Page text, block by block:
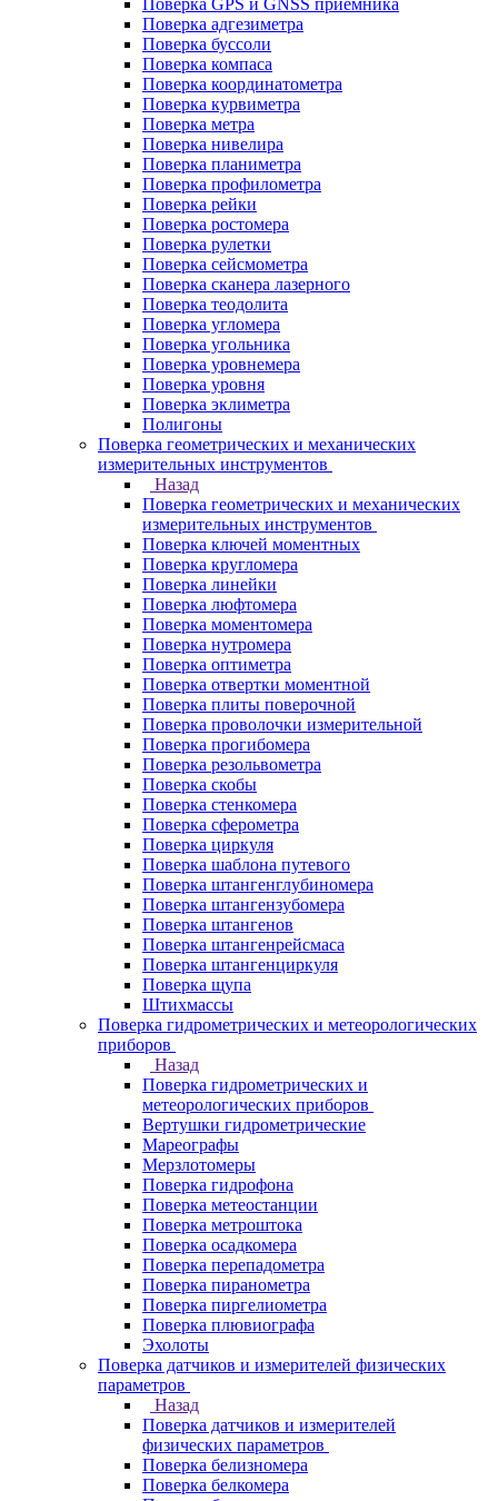
Поверка GPS и GNSS приемника
Поверка адгезиметра
Поверка буссоли
Поверка компаса
Поверка координатометра
Поверка курвиметра
Поверка метра
Поверка нивелира
Поверка планиметра
Поверка профилометра
Поверка рейки
Поверка ростомера
Поверка рулетки
Поверка сейсмометра
Поверка сканера лазерного
Поверка теодолита
Поверка угломера
Поверка угольника
Поверка уровнемера
Поверка уровня
Поверка эклиметра
Полигоны
Поверка геометрических и механических
измерительных инструментов
Назад
Поверка геометрических и механических
измерительных инструментов
Поверка ключей моментных
Поверка кругломера
Поверка линейки
Поверка люфтомера
Поверка моментомера
Поверка нутромера
Поверка оптиметра
Поверка отвертки моментной
Поверка плиты поверочной
Поверка проволочки измерительной
Поверка прогибомера
Поверка резольвометра
Поверка скобы
Поверка стенкомера
Поверка сферометра
Поверка циркуля
Поверка шаблона путевого
Поверка штангенглубиномера
Поверка штангензубомера
Поверка штангенов
Поверка штангенрейсмаса
Поверка штангенциркуля
Поверка щупа
Штихмассы
Поверка гидрометрических и метеорологических
приборов
Назад
Поверка гидрометрических и
метеорологических приборов
Вертушки гидрометрические
Мареографы
Мерзлотомеры
Поверка гидрофона
Поверка метеостанции
Поверка метроштока
Поверка осадкомера
Поверка перепадометра
Поверка пиранометра
Поверка пиргелиометра
Поверка плювиографа
Эхолоты
Поверка датчиков и измерителей физических
параметров
Назад
Поверка датчиков и измерителей
физических параметров
Поверка белизномера
Поверка белкомера